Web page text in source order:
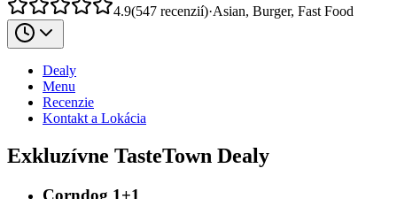
4.9(547 recenzií)·Asian, Burger, Fast Food
Dealy
Menu
Recenzie
Kontakt a Lokácia
Exkluzívne TasteTown Dealy
Corndog 1+1